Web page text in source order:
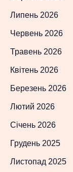
Липень 2026
Червень 2026
Травень 2026
Квітень 2026
Березень 2026
Лютий 2026
Січень 2026
Грудень 2025
Листопад 2025